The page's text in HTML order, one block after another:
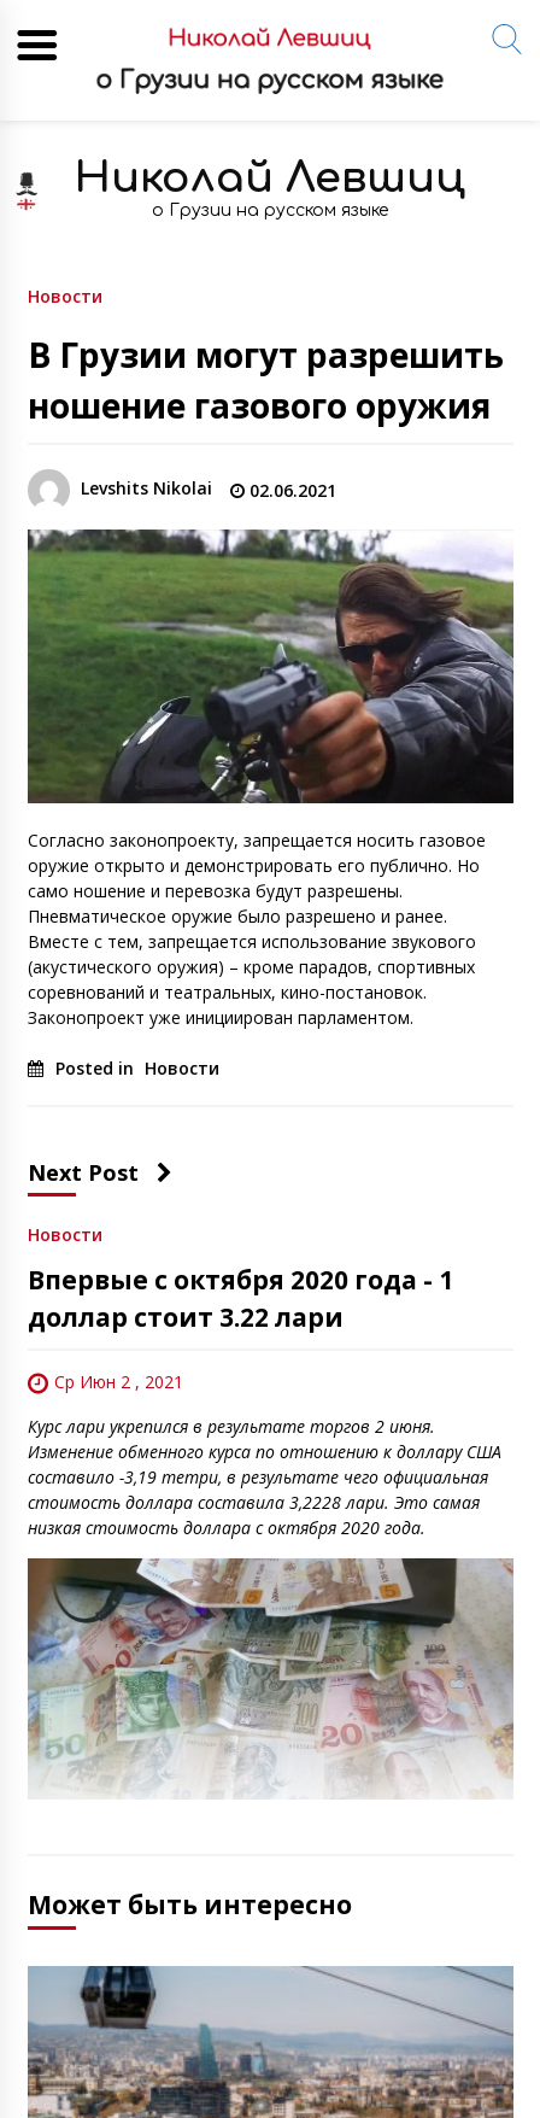
content
Николай Левшиц
о Грузии на русском языке
Новости
В Грузии могут разрешить
ношение газового оружия
Levshits Nikolai 02.06.2021
Согласно законопроекту, запрещается носить газовое
оружие открыто и демонстрировать его публично. Но
само ношение и перевозка будут разрешены.
Пневматическое оружие было разрешено и ранее.
Вместе с тем, запрещается использование звукового
(акустического оружия) – кроме парадов, спортивных
соревнований и театральных, кино-постановок.
Законопроект уже инициирован парламентом.
Posted in Новости
Next Post
Новости
Впервые с октября 2020 года - 1
доллар стоит 3.22 лари
Ср Июн 2 , 2021
Курс лари укрепился в результате торгов 2 июня.
Изменение обменного курса по отношению к доллару США
составило -3,19 тетри, в результате чего официальная
стоимость доллара составила 3,2228 лари. Это самая
низкая стоимость доллара с октября 2020 года.
Может быть интересно